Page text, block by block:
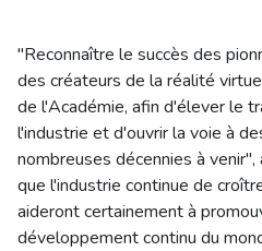
"Reconnaître le succès des
des créateurs de la réalité
de l'Académie, afin d'élever le
l'industrie et d'ouvrir la voie à
nombreuses décennies à
que l'industrie continue de
aideront certainement à
développement continu du